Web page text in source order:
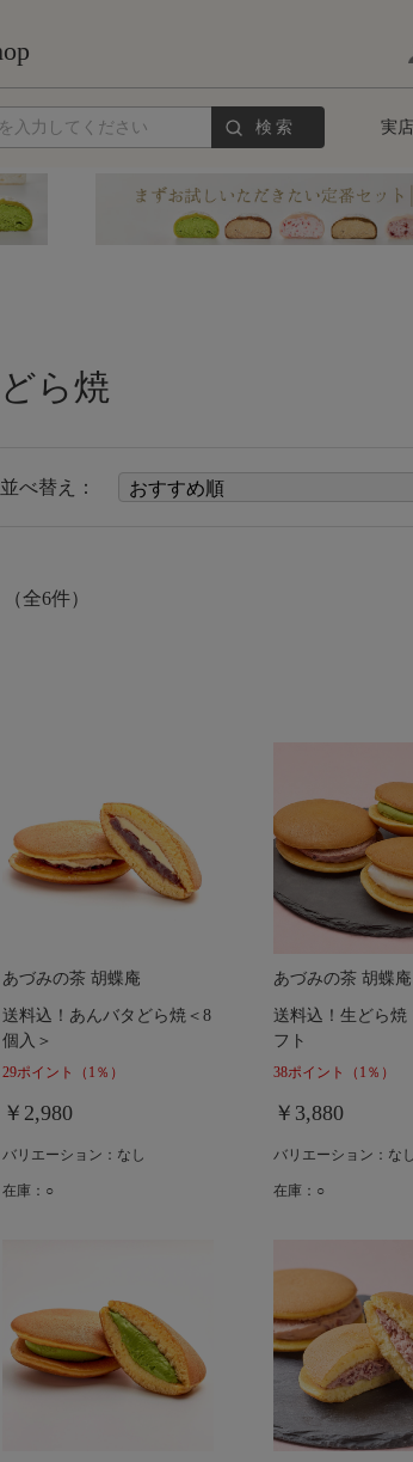
検索 実
どら焼
並べ替え：
（全6件）
あづみの茶 胡蝶庵
送料込！あんバタどら焼＜8
個入＞
29ポイント （1％）
￥2,980
バリエーション：なし
在庫：○
あづみの茶 胡蝶庵
送料込！生どら焼
フト
38ポイント （1％）
￥3,880
バリエーション：なし
在庫：○